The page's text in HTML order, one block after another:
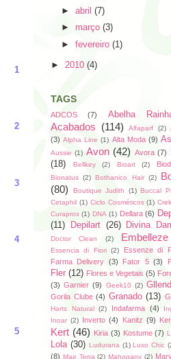
1
2
3
4
5
►abril(7)
► março(3)
►fevereiro(1)
► 2010 (4)
TAGS
ADCOS (7) Abelha
Acabados (114) Alfaparf (2)
(3) Alpha Line (1) Alta Moda (9)
Aussie (1) Avon (42) Avora (7)
(18)
Bellkey (2) Bioart (2)
Bionatus (2) Bothanico Hair (2)
(80)
Boutique Judith (1) Buccal
Cetaphil (1) Ciclo Cosméticos (1)
Curaprox (1) DNA (1) Dellara (6)
(11)
Depilart (26) Divina
Doctor Clean (2) Embelleze
Essencia di Fiori (2) Essenze di
Farma Delivery (3) Fator 5 (3)
Fler (12) Flores e Vegetais (5)
(3) Garnier (9) Geek10 (2)
Gorila Clube (4) Granado (13)
Harts Natural (2) Indafarma (4)
Inoar (2) Inverto (4) Kanitz (9)
Kert (46) Kiria (3) Kostume (7)
Lola (30) Ludurana (1) Luxo Chic
(8) Mae Terra (2) Mahogany (2)